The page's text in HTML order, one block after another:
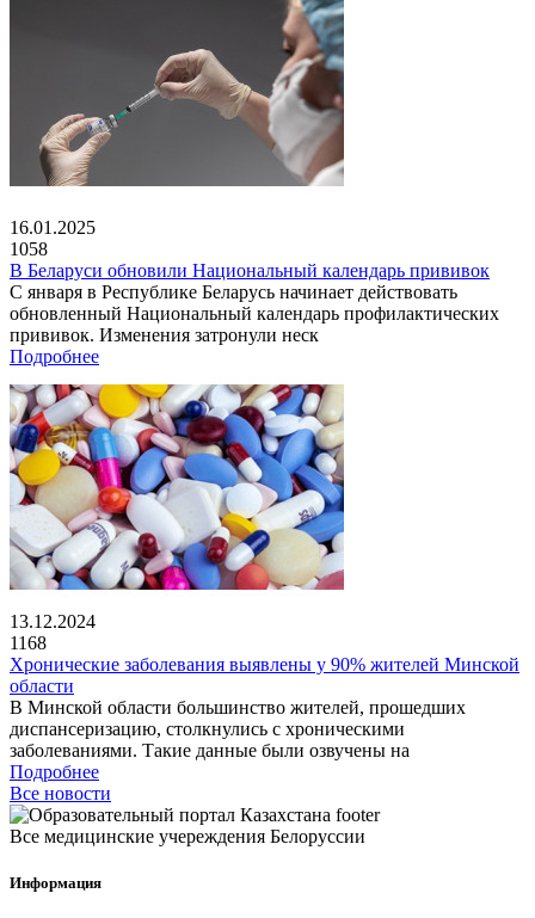
16.01.2025
1058
В Беларуси обновили Национальный календарь прививок
С января в Республике Беларусь начинает действовать
обновленный Национальный календарь профилактических
прививок. Изменения затронули неск
Подробнее
13.12.2024
1168
Хронические заболевания выявлены у 90% жителей Минской
области
В Минской области большинство жителей, прошедших
диспансеризацию, столкнулись с хроническими
заболеваниями. Такие данные были озвучены на
Подробнее
Все новости
Все медицинские учереждения Белоруссии
Информация